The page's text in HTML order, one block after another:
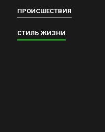
ПРОИСШЕСТВИЯ
СТИЛЬ ЖИЗНИ